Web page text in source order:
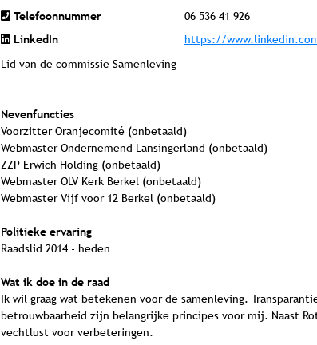
Telefoonnummer
06 536 41 926
LinkedIn
https://
Lid van de commissie Samenleving
Nevenfuncties
Voorzitter Oranjecomité (onbetaald)
Webmaster Ondernemend Lansingerland (onbetaald)
ZZP Erwich Holding (onbetaald)
Webmaster OLV Kerk Berkel (onbetaald)
Webmaster Vijf voor 12 Berkel (onbetaald)
Politieke ervaring
Raadslid 2014 - heden
Wat ik doe in de raad
Ik wil graag wat betekenen voor de samenleving.
betrouwbaarheid zijn belangrijke principes voor mij. Naast
vechtlust voor verbeteringen.